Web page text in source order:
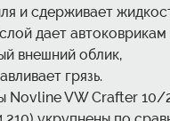
и сдерживает
дает автоковрикам
внешний облик,
грязь.
Novline VW Crafter 10/